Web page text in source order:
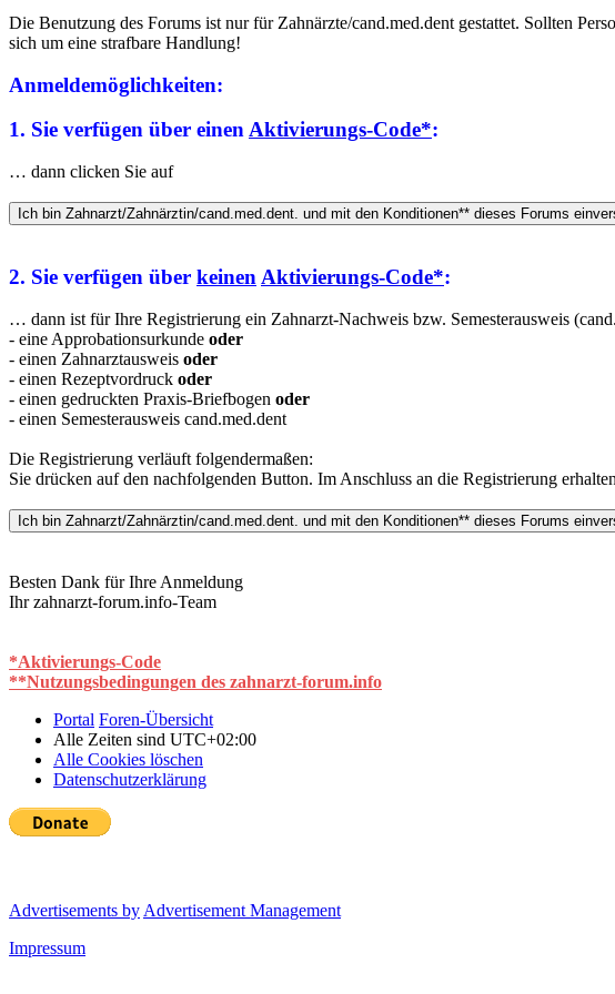
Die Benutzung des Forums ist nur für Zahnärzte/cand.med.dent gestattet. Sollten
sich um eine strafbare Handlung!
Anmeldemöglichkeiten:
1. Sie verfügen über einen Aktivierungs-Code*:
… dann clicken Sie auf
2. Sie verfügen über keinen Aktivierungs-Code*:
… dann ist für Ihre Registrierung ein Zahnarzt-Nachweis bzw. Semesterausweis
- eine Approbationsurkunde oder
- einen Zahnarztausweis oder
- einen Rezeptvordruck oder
- einen gedruckten Praxis-Briefbogen oder
- einen Semesterausweis cand.med.dent
Die Registrierung verläuft folgendermaßen:
Sie drücken auf den nachfolgenden Button. Im Anschluss an die Registrierung
Besten Dank für Ihre Anmeldung
Ihr zahnarzt-forum.info-Team
*Aktivierungs-Code
**Nutzungsbedingungen des zahnarzt-forum.info
Portal Foren-Übersicht
Alle Zeiten sind UTC+02:00
Alle Cookies löschen
Datenschutzerklärung
Advertisements by Advertisement Management
Impressum